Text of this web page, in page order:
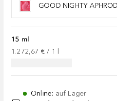
GOOD NIGHTY
15 ml
1.272,67 € / 1
Online: auf Lager